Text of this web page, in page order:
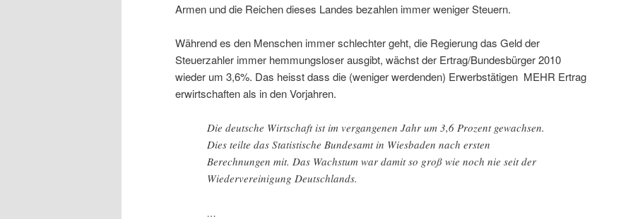
Armen und die Reichen dieses Landes bezahlen immer weniger Steuern.
Während es den Menschen immer schlechter geht, die Regierung das Geld der
Steuerzahler immer hemmungsloser ausgibt, wächst der Ertrag/Bundesbürger 2010
wieder um 3,6%. Das heisst dass die (weniger werdenden) Erwerbstätigen MEHR Ertrag
erwirtschaften als in den Vorjahren.
Die deutsche Wirtschaft ist im vergangenen Jahr um 3,6 Prozent gewachsen.
Dies teilte das Statistische Bundesamt in Wiesbaden nach ersten
Berechnungen mit. Das Wachstum war damit so groß wie noch nie seit der
Wiedervereinigung Deutschlands.
…